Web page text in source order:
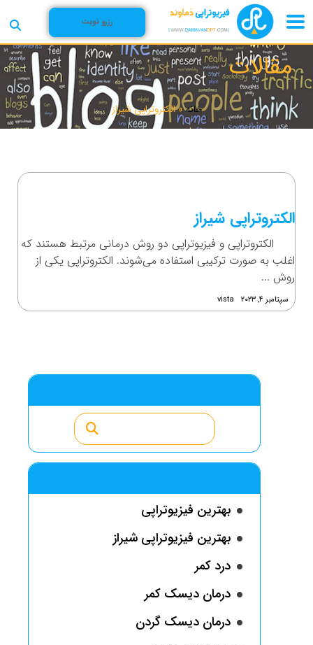
رزرو نوبت
مقالات
خانه»الکتروتراپی شیراز
الکتروتراپی شیراز
الکتروتراپی و فیزیوتراپی دو روش درمانی مرتبط هستند که
اغلب به صورت ترکیبی استفاده می‌شوند. الکتروتراپی یکی از
روش ...
سپتامبر ۴, ۲۰۲۳ vista
بهترین فیزیوتراپی
بهترین فیزیوتراپی شیراز
درد کمر
درمان دیسک کمر
درمان دیسک گردن